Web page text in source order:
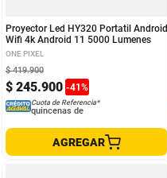
Proyector Led HY320 Portatil Android
Wifi 4k Android 11 5000 Lumenes
ONE PIXEL
$ 245.900 -41%
$ 419.900
Cuota de Referencia*
quincenas de
AGREGAR